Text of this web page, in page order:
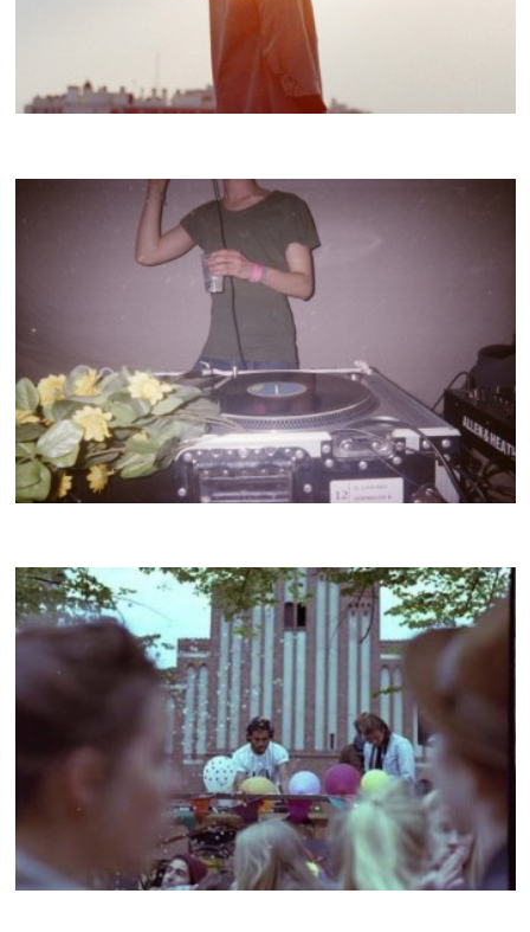
DANG KHOA (DARABI)
CRACKI MIX #24
ELIOTT LITROWSKI
CRACKI MIX #023
SULEIMAN